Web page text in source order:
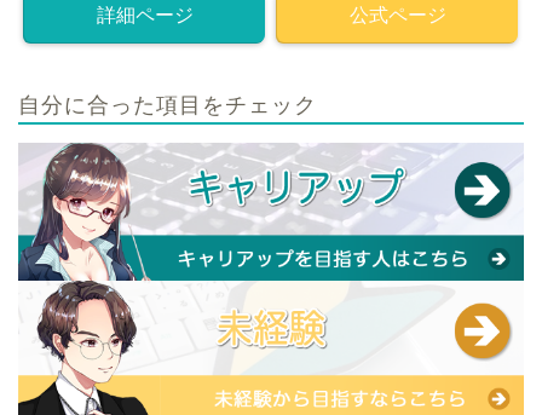
詳細ページ 公式ページ
自分に合った項目をチェック